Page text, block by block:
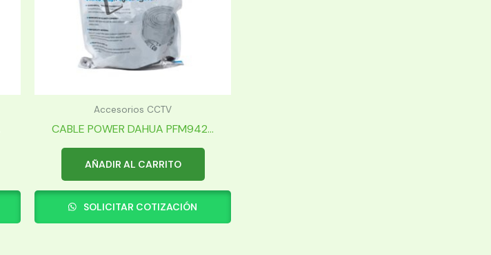
Accesorios CCTV
CABLE POWER DAHUA PFM942...
AÑADIR AL CARRITO
SOLICITAR COTIZACIÓN